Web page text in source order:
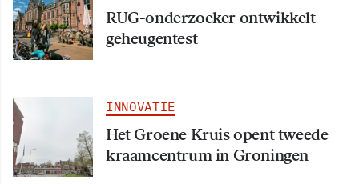
RUG-onderzoeker ontwikkelt
geheugentest
INNOVATIE
Het Groene Kruis opent tweede
kraamcentrum in Groningen